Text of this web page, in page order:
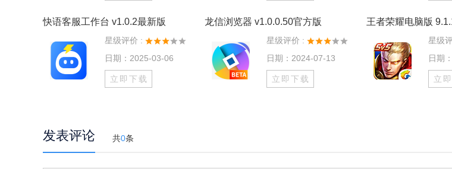
快语客服工作台 v1.0.2最新版
星级评价 :
日期：2025-03-06
立即下载
龙信浏览器 v1.0.0.50官方版
星级评价 :
日期：2024-07-13
立即下载
王者荣耀电脑版
星级
日期
立
发表评论 共0条